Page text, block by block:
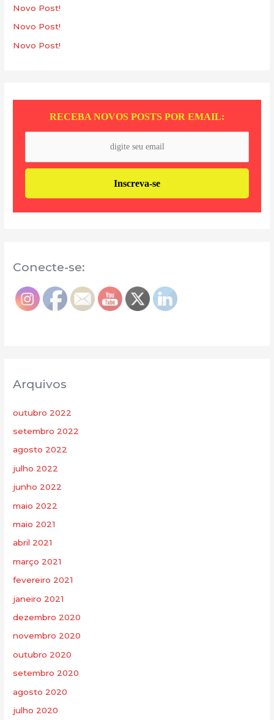
rNovo Post!
Novo Post!
Novo Post!
RECEBA NOVOS POSTS POR EMAIL:
Conecte-se:
Arquivos
outubro 2022
setembro 2022
agosto 2022
julho 2022
junho 2022
maio 2022
maio 2021
abril 2021
março 2021
fevereiro 2021
janeiro 2021
dezembro 2020
novembro 2020
outubro 2020
setembro 2020
agosto 2020
julho 2020